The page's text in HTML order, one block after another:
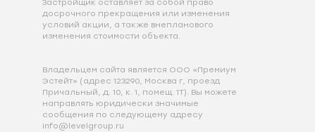
досрочного прекращения или изменения
условий акции, а также внепланового
изменения стоимости объекта.
Владельцем сайта является ООО «Премиум
Эстейт» (адрес 123290, Москва г, проезд
Причальный, д. 10, к. 1, помещ. 1Т). Вы можете
направлять юридически значимые
сообщения по следующему адресу
info@levelgroup.ru